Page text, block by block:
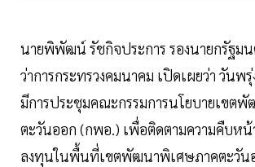
นายพิพัฒน์ รัชกิจประการ รองนายกรัฐม
ว่าการกระทรวงคมนาคม เปิดเผยว่า วันพ
มีการประชุมคณะกรรมการนโยบายเขต
ตะวันออก (กพอ.) เพื่อติดตามความคืบหน้
ลงทุนในพื้นที่เขตพัฒนาพิเศษภาคตะวัน